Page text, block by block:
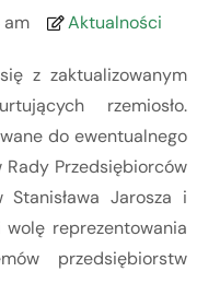
am Aktualności
z zaktualizowanym
rzemiosło.
do ewentualnego
Rady Przedsiębiorców
Stanisława Jarosza i
reprezentowania
przedsiębiorstw